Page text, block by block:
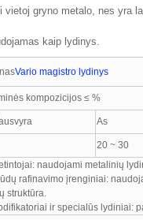
vietoj gryno metalo, nes yra
kaip lydinys.
Vario magistro lydinys
kompozicijos ≤ %
As
20 ~ 30
naudojami metalinių
rafinavimo įrenginiai:
struktūra.
ir specialūs lydiniai: